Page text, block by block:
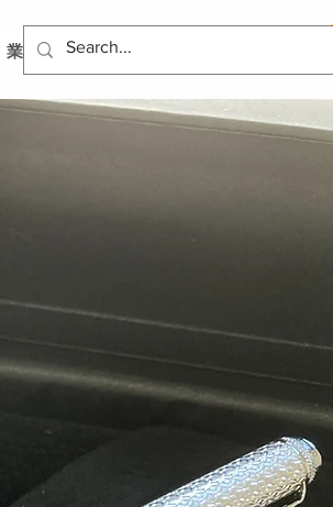
業務内容 会社概要